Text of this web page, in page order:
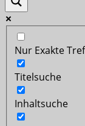
Nur Exakte
Titelsuche
Inhaltsuche